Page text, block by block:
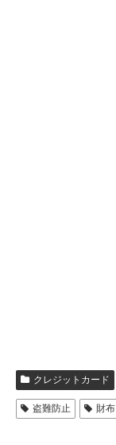
クレジットカード
盗難防止 財布